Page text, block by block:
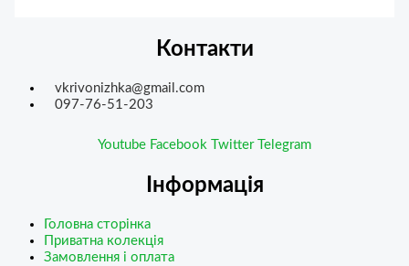
Контакти
vkrivonizhka@gmail.com
097-76-51-203
Youtube Facebook Twitter Telegram
Інформація
Головна сторінка
Приватна колекція
Замовлення і оплата